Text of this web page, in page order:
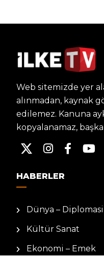
Web sitemizde yer
alınmadan, kaynak
edilemez. Kanuna
kopyalanamaz,
HABERLER
Dünya – Diplomasi
Kültür Sanat
Ekonomi – Emek